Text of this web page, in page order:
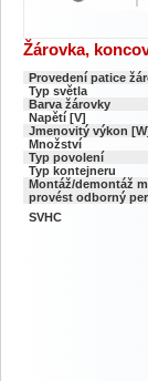
Žárovka,
Provedení patice
Typ světla
Barva žárovky
Napětí [V]
Jmenovitý výkon
Množství
Typ povolení
Typ kontejneru
Montáž/demontáž
provést odborný
SVHC